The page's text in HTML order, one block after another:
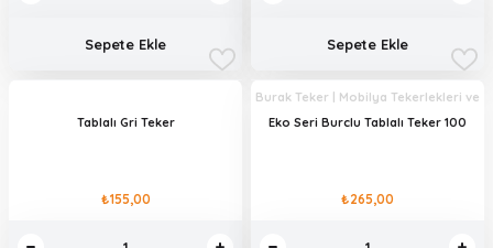
Sepete Ekle Sepete Ekle
Tablalı Gri Teker
₺155,00
Burak Teker | Mobilya Tekerlekleri ve
Mobilya Aksesuarları
Eko Seri Burclu Tablalı Teker 100
₺265,00